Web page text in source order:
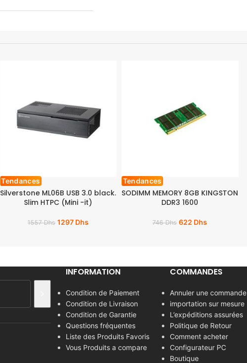
Tendances
Silverstone ML06B USB 3.0 black.
Slim HTPC (Mini -it)
1557Dhs 1297 Dhs
Tendances
SODIMM MEMORY 8GB KINGSTON
DDR3 1600
746Dhs 622 Dhs
INFORMATION
Condition de Paiement
Condition de Livraison
Condition de Garantie
Questions fréquentes
Liste des Produits Favoris
Vous Produits a compare
COMMANDES
Annuler une commande
importation sur mesure
L’expéditions assurées
Politique de Retour
Comment acheter
Configurateur PC
Boutique